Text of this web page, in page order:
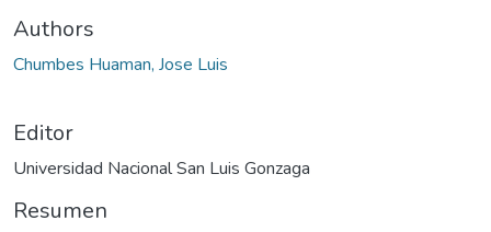
Authors
Chumbes Huaman, Jose Luis
Editor
Universidad Nacional San Luis Gonzaga
Resumen